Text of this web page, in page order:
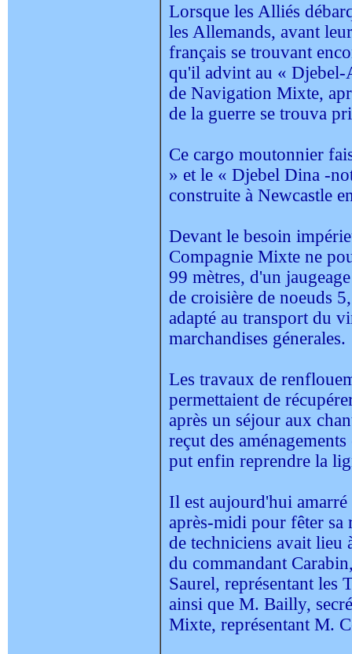
Lorsque les Alliés
les Allemands, avant
français se trouvant
qu'il advint au « Djebel-
de Navigation Mixte,
de la guerre se trouva
Ce cargo moutonnier
» et le « Djebel Dina -
construite à Newcastle
Devant le besoin
Compagnie Mixte ne
99 mètres, d'un
de croisière de noeuds
adapté au transport du
marchandises génerales.
Les travaux de
permettaient de
après un séjour aux
reçut des
put enfin reprendre la
Il est aujourd'hui
après-midi pour fêter sa
de techniciens avait lieu
du commandant
Saurel, représentant les
ainsi que M. Bailly,
Mixte, représentant M.